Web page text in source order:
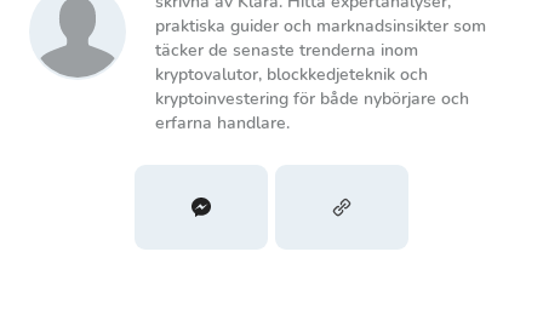
praktiska guider och marknadsinsikter som
täcker de senaste trenderna inom
kryptovalutor, blockkedjeteknik och
kryptoinvestering för både nybörjare och
erfarna handlare.